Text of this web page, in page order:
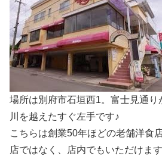
場所は別府市石垣西1。富士見通り
川を越えたすぐ左手です♪
こちらは創業50年ほどの老舗洋食
店ではなく、店内でもいただけま